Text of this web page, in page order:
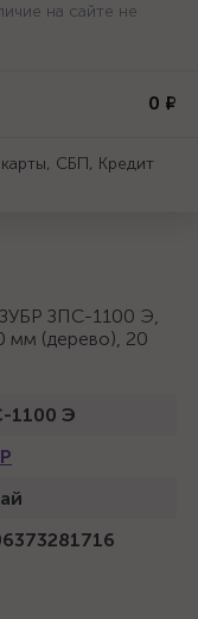
на сайте не
0 ₽
карты, СБП, Кредит
ЗУБР ЗПС-1100 Э,
мм (дерево), 20
1100 Э